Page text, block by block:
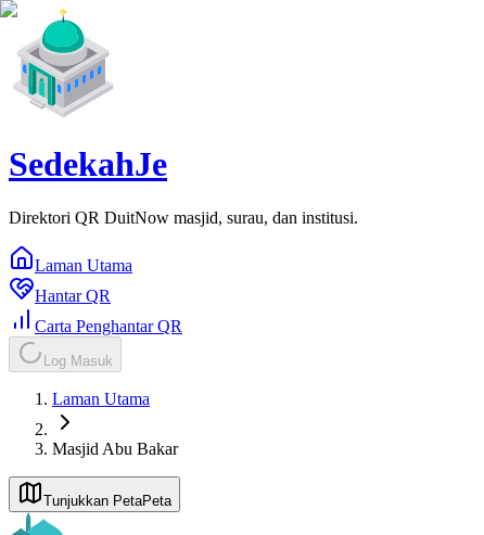
SedekahJe
Direktori QR DuitNow masjid, surau, dan institusi.
Laman Utama
Hantar QR
Carta Penghantar QR
Log Masuk
Laman Utama
Masjid Abu Bakar
Tunjukkan PetaPeta